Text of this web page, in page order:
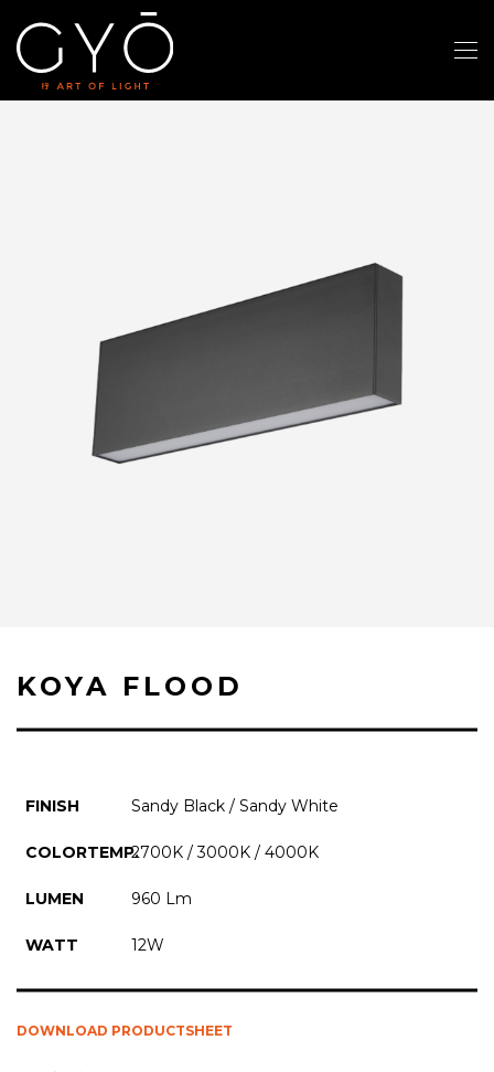
KOYA FLOOD
FINISH Sandy Black / Sandy White
COLORTEMP.2700K / 3000K / 4000K
LUMEN 960 Lm
WATT 12W
DOWNLOAD PRODUCTSHEET